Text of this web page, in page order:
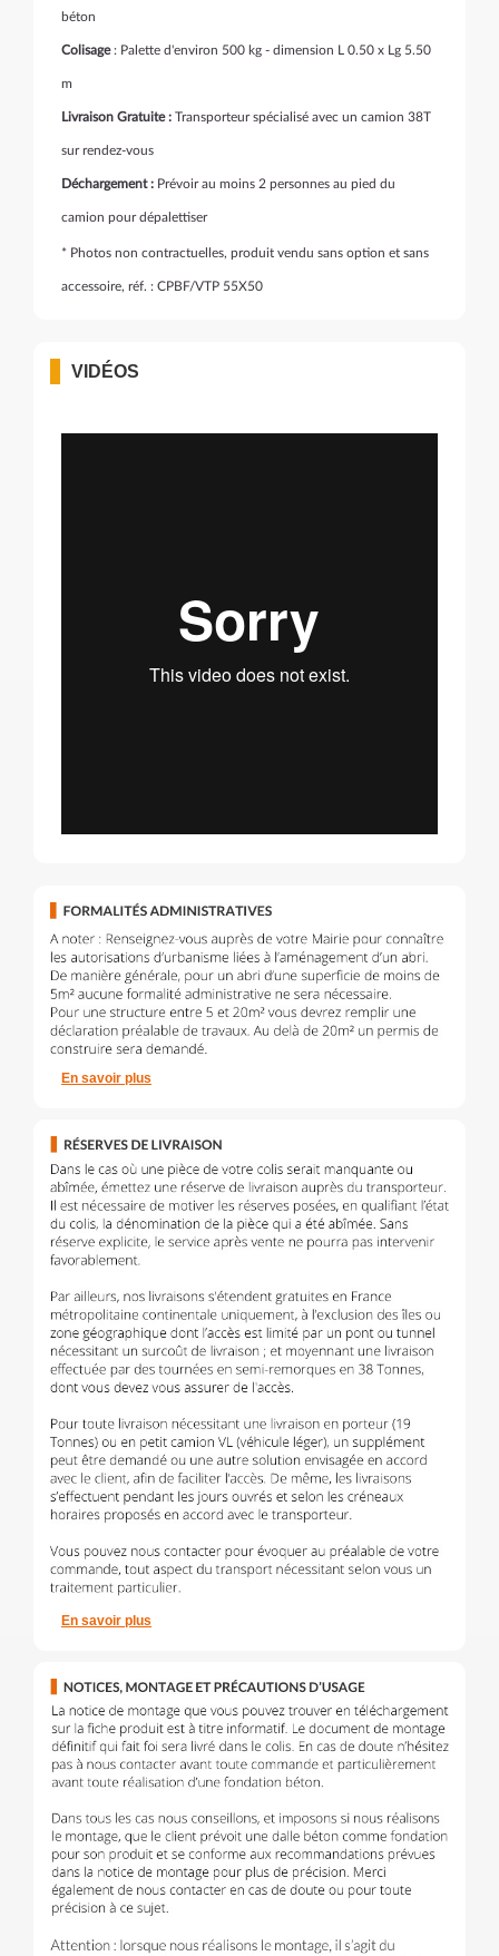
béton
Colisage: Palette d'environ 500 kg - dimension L 0.50 x Lg 5.50
m
Livraison Gratuite : Transporteur spécialisé avec un camion 38T
sur rendez-vous
Déchargement : Prévoir au moins 2 personnes au pied du
camion pour dépalettiser
* Photos non contractuelles, produit vendu sans option et sans
accessoire, réf. : CPBF/VTP 55X50
VIDÉOS
En savoir plus
En savoir plus